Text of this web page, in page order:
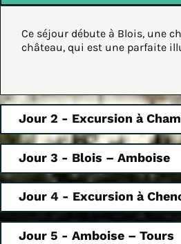
Ce séjour débute à Blois, une
château, qui est une parfaite
Jour 2 - Excursion à
Jour 3 - Blois – Amboise
Jour 4 - Excursion à
Jour 5 - Amboise – Tours